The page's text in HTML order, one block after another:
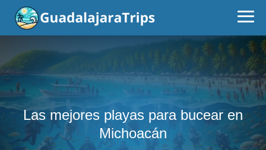
Las mejores playas para bucear en
Michoacán